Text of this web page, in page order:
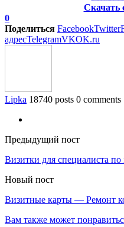
Скачать
0
Поделиться FacebookTwitter
адресTelegramVKOK.ru
Lipka 18740 posts 0 comments
Предыдущий пост
Визитки для специалиста
Новый пост
Визитные карты — Ремонт
Вам также может